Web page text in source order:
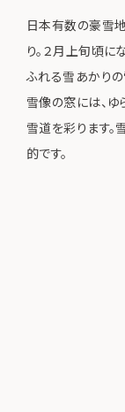
日本有数の豪雪
り。２月上旬頃
ふれる雪あかり
雪像の窓には、ゆ
雪道を彩ります
的です。